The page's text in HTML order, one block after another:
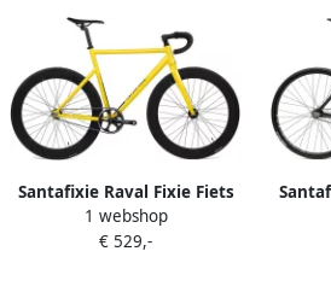
Santafixie Raval Fixie Fiets
Yellow
1 webshop
€ 529,-